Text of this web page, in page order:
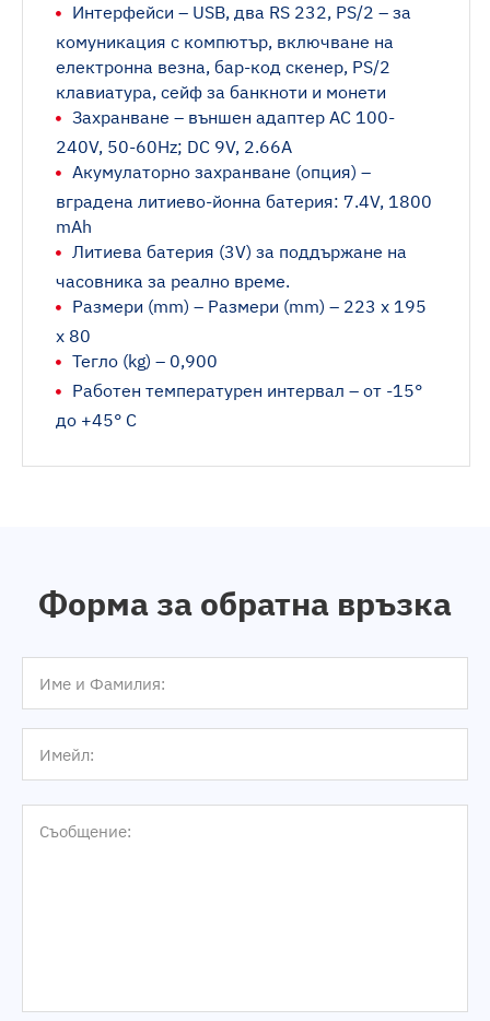
Интерфейси – USB, два RS 232, PS/2 – за
комуникация с компютър, включване на
електронна везна, бар-код скенер, PS/2
клавиатура, сейф за банкноти и монети
Захранване – външен адаптер AC 100-
240V, 50-60Hz; DC 9V, 2.66A
Акумулаторно захранване (опция) –
вградена литиево-йонна батерия: 7.4V, 1800
mАh
Литиева батерия (3V) за поддържане на
часовника за реално време.
Размери (mm) – Размери (mm) – 223 x 195
х 80
Тегло (kg) – 0,900
Работен температурен интервал – от -15°
до +45° С
Форма за обратна връзка